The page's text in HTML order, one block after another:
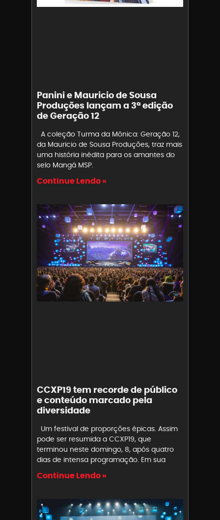
Panini e Mauricio de Sousa
Produções lançam a 3ª edição
de Geração 12
A coleção Turma da Mônica: Geração 12,
da Mauricio de Sousa Produções, traz mais
uma história inédita para os amantes do
selo Mangá MSP.
Continue Lendo »
CCXP19 tem recorde de público
e conteúdo marcado pela
diversidade
Um festival de proporções épicas. Assim
pode ser resumida a CCXP19, que
terminou neste domingo, 8, após quatro
dias de intensa programação. Em sua
Continue Lendo »